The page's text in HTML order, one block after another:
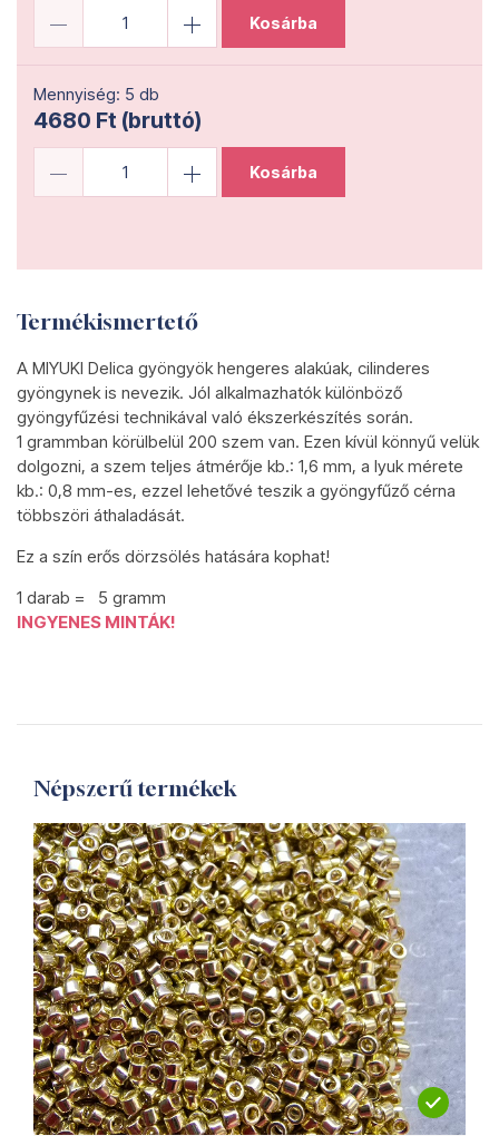
Kosárba
Mennyiség: 5 db
4680 Ft (bruttó)
Kosárba
Termékismertető
A MIYUKI Delica gyöngyök hengeres alakúak, cilinderes
gyöngynek is nevezik. Jól alkalmazhatók különböző
gyöngyfűzési technikával való ékszerkészítés során.
1 grammban körülbelül 200 szem van. Ezen kívül könnyű velük
dolgozni, a szem teljes átmérője kb.: 1,6 mm, a lyuk mérete
kb.: 0,8 mm-es, ezzel lehetővé teszik a gyöngyfűző cérna
többszöri áthaladását.
Ez a szín erős dörzsölés hatására kophat!
1 darab = 5 gramm
INGYENES MINTÁK!
Népszerű termékek